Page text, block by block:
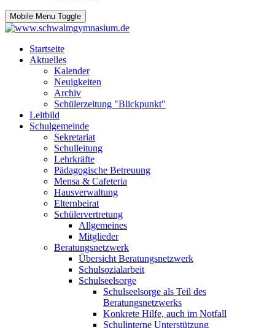
Mobile Menu Toggle
Startseite
Aktuelles
Kalender
Neuigkeiten
Archiv
Schülerzeitung "Blickpunkt"
Leitbild
Schulgemeinde
Sekretariat
Schulleitung
Lehrkräfte
Pädagogische Betreuung
Mensa & Cafeteria
Hausverwaltung
Elternbeirat
Schülervertretung
Allgemeines
Mitglieder
Beratungsnetzwerk
Übersicht Beratungsnetzwerk
Schulsozialarbeit
Schulseelsorge
Schulseelsorge als Teil des
Beratungsnetzwerks
Konkrete Hilfe, auch im Notfall
Schulinterne Unterstützung